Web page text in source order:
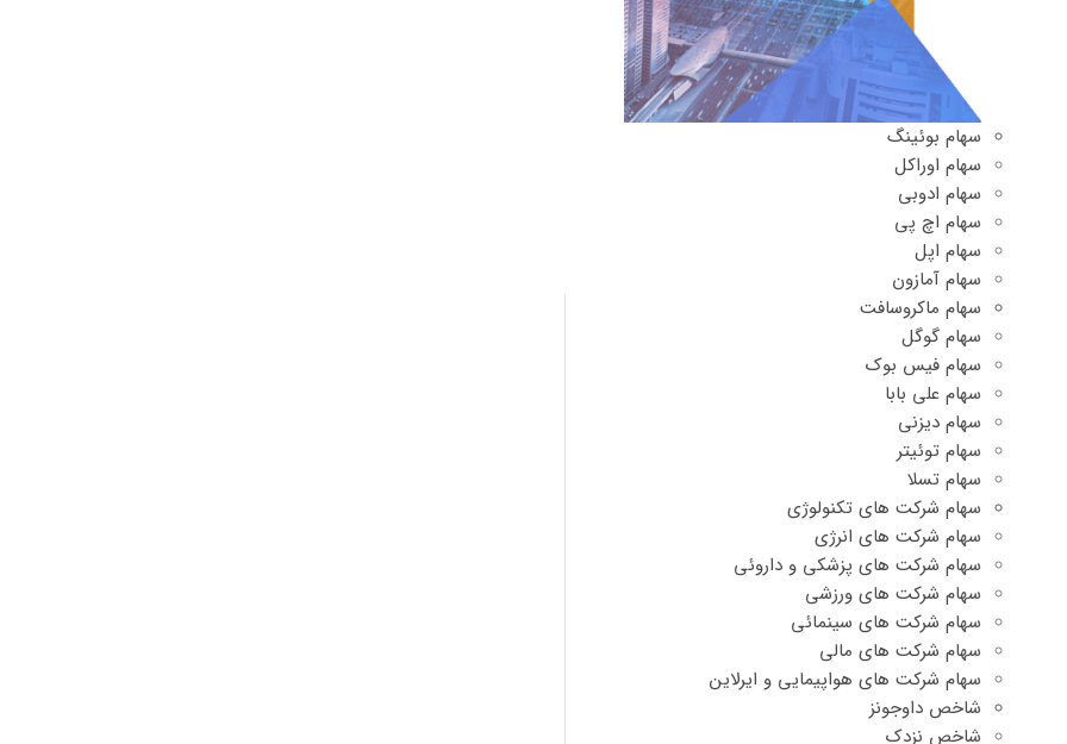
سهام بوئینگ
سهام اوراکل
سهام ادوبی
سهام اچ پی
سهام اپل
سهام آمازون
سهام ماکروسافت
سهام گوگل
سهام فیس بوک
سهام علی بابا
سهام دیزنی
سهام توئیتر
سهام تسلا
سهام شرکت های تکنولوژی
سهام شرکت های انرژی
سهام شرکت های پزشکی و داروئی
سهام شرکت های ورزشی
سهام شرکت های سینمائی
سهام شرکت های مالی
سهام شرکت های هواپیمایی و ایرلاین
شاخص داوجونز
شاخص نزدک